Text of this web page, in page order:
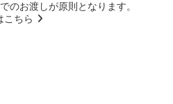
のお渡しが原則となります。
こちら